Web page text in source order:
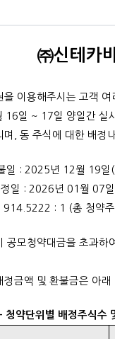
㈜신테카
을 이용해주시는 고객 여
일 ~ 17일 양일간 실
며, 동 주식에 대한 배정
일 : 2025년 12월 19일
일 : 2026년 01월 07
914.5222 : 1 (총 청약
공모청약대금을 초과하
정금액 및 환불금은 아래
청약단위별 배정주식수